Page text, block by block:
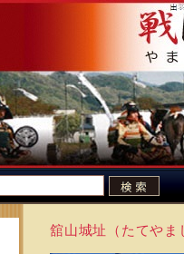
舘山城址（たてやま